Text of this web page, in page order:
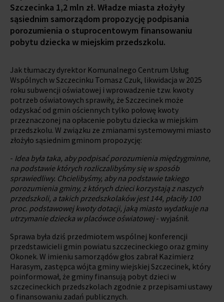
Szczecinka 1,2 mln zł. Władze miasta złożyły
sąsiednim samorządom propozycję podpisania
porozumienia o stuprocentowym finansowaniu
pobytu dziecka w miejskim przedszkolu.
Jak tłumaczy dyrektor Komunalnego Centrum Usług
Wspólnych w Szczecinku Tomasz Czuk, likwidacja w 2025
roku subwencji oświatowej i wprowadzenie tzw. kwoty
potrzeb oświatowych sprawiły, że Szczecinek może
odzyskać od gmin ościennych tylko połowę kwoty
przeznaczonej na opłacenie pobytu dziecka w miejskim
przedszkolu. W związku ze zmianami systemowymi miasto
złożyło sąsiednim gminom propozycję:
- Idea była taka, aby podpisać porozumienia międzygminne,
na podstawie których rozliczalibyśmy się w sposób
sprawiedliwy. Chcielibyśmy, aby na podstawie takiego
porozumienia gminy, z których dzieci korzystają z naszych
przedszkoli, a takich przedszkolaków jest 144, płaciły 100
proc. podstawowej kwoty dotacji, jaką miasto wydatkuje na
utrzymanie dziecka w placówce oświatowej- wyjaśnił.
Sprawa była dziś przedmiotem wspólnej konferencji
przedstawicieli gmin powiatu szczecineckiego oraz gminy
Okonek. W imieniu samorządów głos zabrał Kazimierz
Harasym, zastępca wójta gminy wiejskiej Szczecinek, który
poinformował, że gminy finansują pobyt dzieci w
szczecineckich przedszkolach zgodnie z przepisami ustawy
o finansowaniu zadań publicznych.